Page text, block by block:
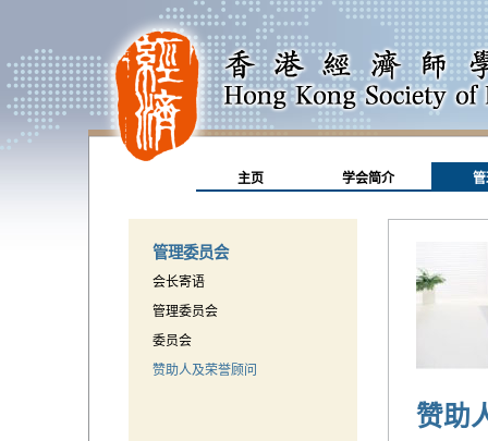
主页 学会简介
管理委员会
会长寄语
管理委员会
委员会
赞助人及荣誉顾问
赞助